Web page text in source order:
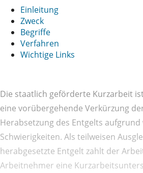
Einleitung
Zweck
Begriffe
Verfahren
Wichtige Links
Die staatlich geförderte Kurzarbeit
eine vorübergehende Verkürzung
Herabsetzung des Entgelts
Schwierigkeiten. Als teilweisen
herabgesetzte Entgelt zahlt der
Arbeitnehmer eine